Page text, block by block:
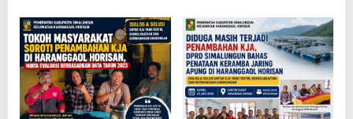
AMPH dan Dearma Tegaskan
Penataan Harus Mengacu Data
2023
Terwujud